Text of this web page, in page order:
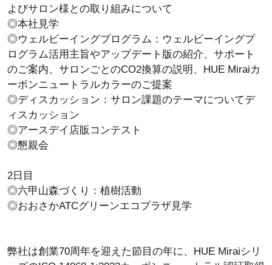
よびサロン様との取り組みについて
◎本社見学
◎ウェルビーイングプログラム：ウェルビーイングプ
ログラム活用主旨やアップデート版の紹介、サポート
のご案内、サロンごとのCO2換算の説明、HUE Miraiカ
ーボンニュートラルカラーのご提案
◎ディスカッション：サロン課題のテーマについてデ
ィスカッション
◎アースデイ店販コンテスト
◎懇親会
2日目
◎六甲山森づくり：植樹活動
◎おおさかATCグリーンエコプラザ見学
弊社は創業70周年を迎えた節目の年に、HUE Miraiシリ